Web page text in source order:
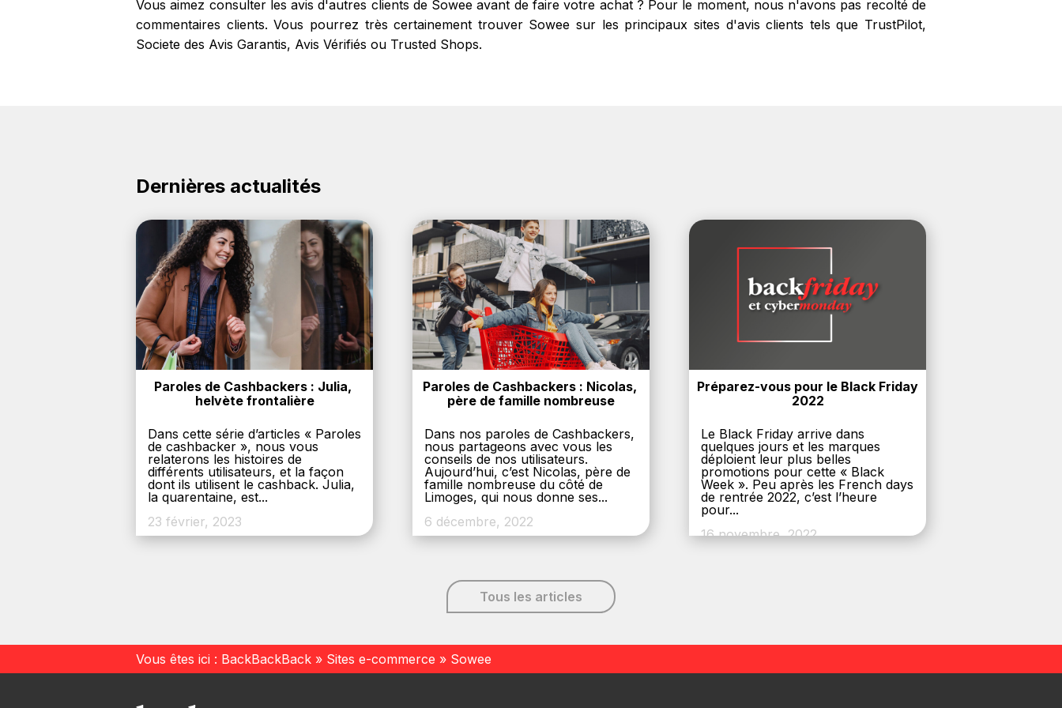
Vous aimez consulter les avis d'autres clients de Sowee avant de faire votre achat ? Pour le moment, nous n'avons pas recolté de
commentaires clients. Vous pourrez très certainement trouver Sowee sur les principaux sites d'avis clients tels que TrustPilot,
Societe des Avis Garantis, Avis Vérifiés ou Trusted Shops.
Dernières actualités
Paroles de Cashbackers : Julia,
helvète frontalière
Dans cette série d’articles « Paroles
de cashbacker », nous vous
relaterons les histoires de
différents utilisateurs, et la façon
dont ils utilisent le cashback. Julia,
la quarentaine, est...
23 février, 2023
Paroles de Cashbackers : Nicolas,
père de famille nombreuse
Dans nos paroles de Cashbackers,
nous partageons avec vous les
conseils de nos utilisateurs.
Aujourd’hui, c’est Nicolas, père de
famille nombreuse du côté de
Limoges, qui nous donne ses...
6 décembre, 2022
Préparez-vous pour le Black Friday
2022
Le Black Friday arrive dans
quelques jours et les marques
déploient leur plus belles
promotions pour cette « Black
Week ». Peu après les French days
de rentrée 2022, c’est l’heure
pour...
16 novembre, 2022
Tous les articles
Vous êtes ici : BackBackBack » Sites e-commerce » Sowee